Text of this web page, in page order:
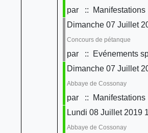
par
:: Manifestations
Dimanche 07 Juillet
Concours de pétanque
par
:: Evénements
Dimanche 07 Juillet
Abbaye de Cossonay
par
:: Manifestations
Lundi 08 Juillet 2019
Abbaye de Cossonay